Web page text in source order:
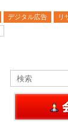
デジタル広告
リ